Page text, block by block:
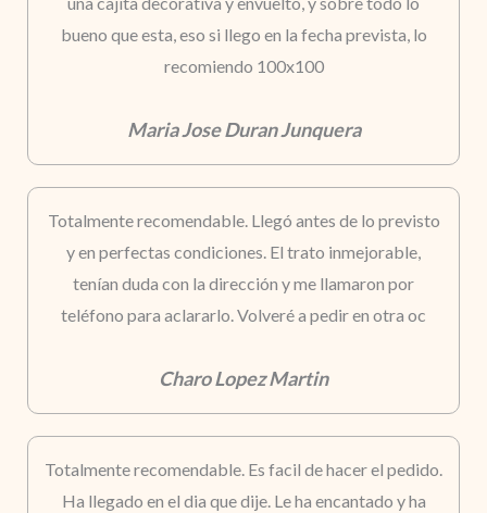
bueno que esta, eso si llego en la fecha prevista, lo
recomiendo 100x100
Maria Jose Duran Junquera
Totalmente recomendable. Llegó antes de lo previsto
y en perfectas condiciones. El trato inmejorable,
tenían duda con la dirección y me llamaron por
teléfono para aclararlo. Volveré a pedir en otra oc
Charo Lopez Martin
Totalmente recomendable. Es facil de hacer el pedido.
Ha llegado en el dia que dije. Le ha encantado y ha